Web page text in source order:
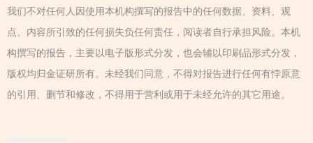
我们不对任何人因使用本机构撰写的报告中的任何数据、资料、观
点、内容所引致的任何损失负任何责任，阅读者自行承担风险。本机
构撰写的报告，主要以电子版形式分发，也会辅以印刷品形式分发，
版权均归金证研所有。未经我们同意，不得对报告进行任何有悖原意
的引用、删节和修改，不得用于营利或用于未经允许的其它用途。